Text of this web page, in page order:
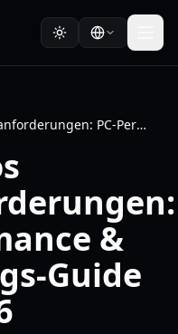
Saros Systemanforderungen: PC-Performance & Optimierungs-Guide 2026
&
Guide